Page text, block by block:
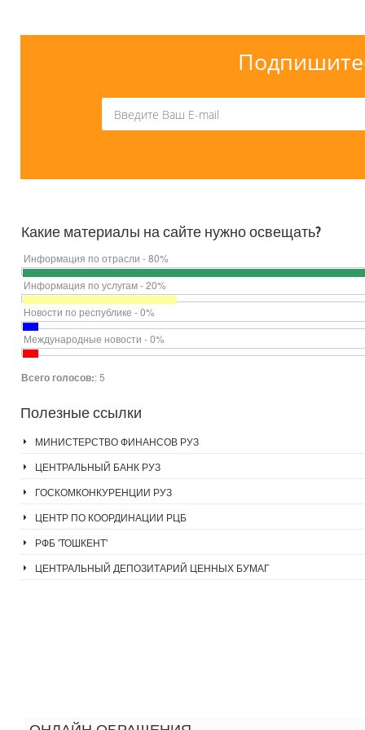
Какие материалы на сайте нужно освещать?
Информация по отрасли - 80%
Информация по услугам - 20%
Новости по республике - 0%
Международные новости - 0%
Всего голосов:: 5
Полезныессылки
МИНИСТЕРСТВО ФИНАНСОВ РУЗ
ЦЕНТРАЛЬНЫЙ БАНК РУЗ
ГОСКОМКОНКУРЕНЦИИ РУЗ
ЦЕНТР ПО КООРДИНАЦИИ РЦБ
РФБ 'ТОШКЕНТ'
ЦЕНТРАЛЬНЫЙ ДЕПОЗИТАРИЙ ЦЕННЫХ БУМАГ